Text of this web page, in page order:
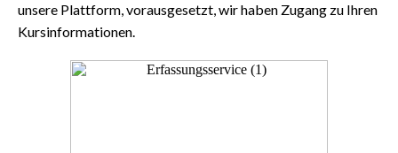
unsere Plattform, vorausgesetzt, wir haben Zugang zu Ihren
Kursinformationen.